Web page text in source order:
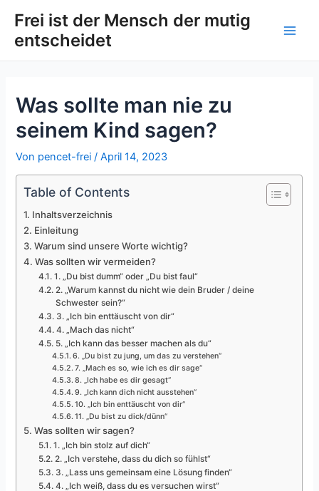
Inhalt
springen
Frei ist der Mensch der mutig
entscheidet
Was sollte man nie zu
seinem Kind sagen?
Von pencet-frei/April 14, 2023
Table of Contents
Inhaltsverzeichnis
Einleitung
Warum sind unsere Worte wichtig?
Was sollten wir vermeiden?
1. „Du bist dumm“ oder „Du bist faul“
2. „Warum kannst du nicht wie dein Bruder / deine
Schwester sein?“
3. „Ich bin enttäuscht von dir“
4. „Mach das nicht“
5. „Ich kann das besser machen als du“
6. „Du bist zu jung, um das zu verstehen“
7. „Mach es so, wie ich es dir sage“
8. „Ich habe es dir gesagt“
9. „Ich kann dich nicht ausstehen“
10. „Ich bin enttäuscht von dir“
11. „Du bist zu dick/dünn“
Was sollten wir sagen?
1. „Ich bin stolz auf dich“
2. „Ich verstehe, dass du dich so fühlst“
3. „Lass uns gemeinsam eine Lösung finden“
4. „Ich weiß, dass du es versuchen wirst“
navigation